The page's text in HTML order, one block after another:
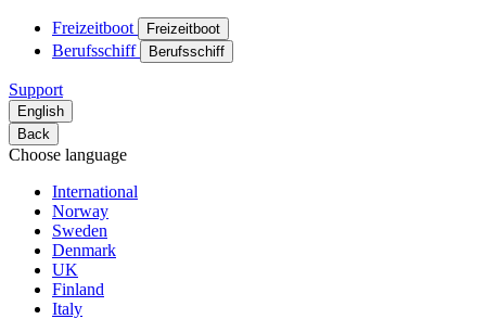
Freizeitboot Freizeitboot
Berufsschiff Berufsschiff
Support
English
Back
Choose language
International
Norway
Sweden
Denmark
UK
Finland
Italy